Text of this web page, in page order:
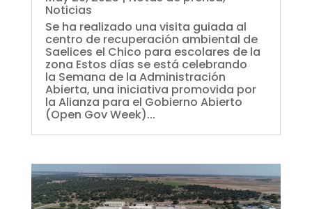
Noticias
Se ha realizado una visita guiada al
centro de recuperación ambiental de
Saelices el Chico para escolares de la
zona Estos días se está celebrando
la Semana de la Administración
Abierta, una iniciativa promovida por
la Alianza para el Gobierno Abierto
(Open Gov Week)...